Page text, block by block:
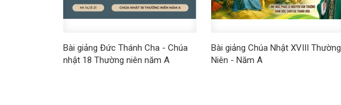
Bài giảng Đức Thánh Cha - Chúa
nhật 18 Thường niên năm A
Bài giảng Chúa Nhật XVIII Thường
Niên - Năm A